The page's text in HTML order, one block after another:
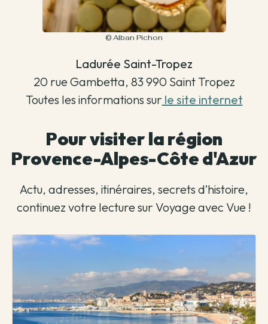
© Alban Pichon
Ladurée Saint-Tropez
20 rue Gambetta, 83 990 Saint Tropez
Toutes les informations sur le site internet
Pour visiter la région
Provence-Alpes-Côte d'Azur
Actu, adresses, itinéraires, secrets d’histoire,
continuez votre lecture sur Voyage avec Vue !